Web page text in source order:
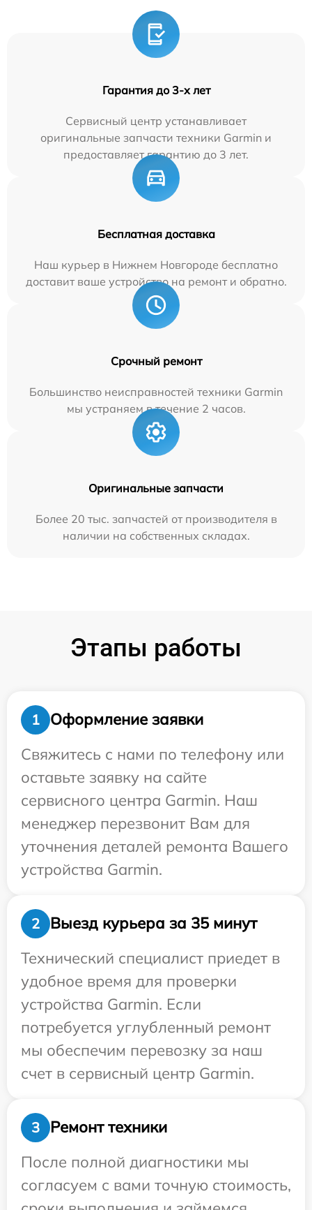
Гарантия до 3-х лет
Сервисный центр устанавливает
оригинальные запчасти техники Garmin и
предоставляет гарантию до 3 лет.
Бесплатная доставка
Наш курьер в Нижнем Новгороде бесплатно
доставит ваше устройство на ремонт и обратно.
Срочный ремонт
Большинство неисправностей техники Garmin
мы устраняем в течение 2 часов.
Оригинальные запчасти
Более 20 тыс. запчастей от производителя в
наличии на собственных складах.
Этапы работы
1
Оформление заявки
Свяжитесь с нами по телефону или
оставьте заявку на сайте
сервисного центра Garmin. Наш
менеджер перезвонит Вам для
уточнения деталей ремонта Вашего
устройства Garmin.
2
Выезд курьера за 35 минут
Технический специалист приедет в
удобное время для проверки
устройства Garmin. Если
потребуется углубленный ремонт
мы обеспечим перевозку за наш
счет в сервисный центр Garmin.
3
Ремонт техники
После полной диагностики мы
согласуем с вами точную стоимость,